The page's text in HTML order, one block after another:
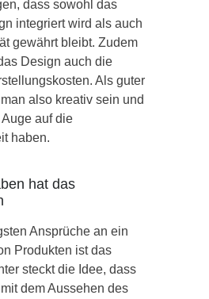
dass sowohl das
integriert wird als auch
gewährt bleibt. Zudem
Design auch die
Als guter
also kreativ sein und
auf die
haben.
hat das
Ansprüche an ein
Produkten ist das
steckt die Idee, dass
dem Aussehen des